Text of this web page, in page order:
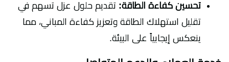
تحسين كفاءة الطاقة: تقديم حلول عزل تسهم في
تقليل استهلاك الطاقة وتعزيز كفاءة المباني، مما
ينعكس إيجابياً على البيئة.